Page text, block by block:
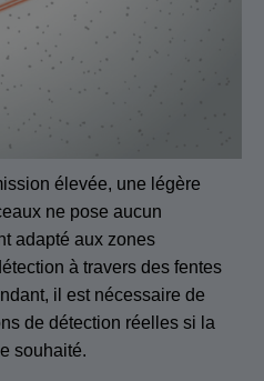
élevée, une légère
ne pose aucun
adapté aux zones
à travers des fentes
il est nécessaire de
de détection réelles si la
souhaité.